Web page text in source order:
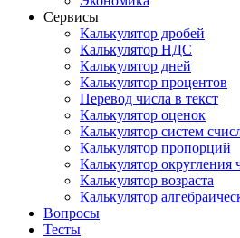
Сервисы
Калькулятор дробей
Калькулятор НДС
Калькулятор дней
Калькулятор процентов
Перевод числа в текст
Калькулятор оценок
Калькулятор систем
Калькулятор пропорций
Калькулятор округления
Калькулятор возраста
Калькулятор
Вопросы
Тесты